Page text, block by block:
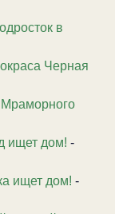
в
Черная
ищет дом! -
ищет дом! -